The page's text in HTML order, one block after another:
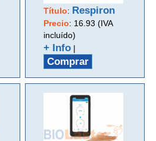
Título: Respiron
Precio: 16.93 (IVA
incluído)
+ Info |
Comprar